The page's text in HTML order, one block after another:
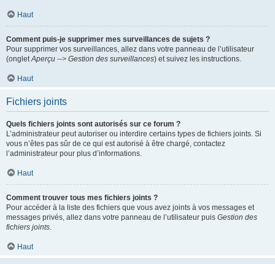
Haut
Comment puis-je supprimer mes surveillances de sujets ?
Pour supprimer vos surveillances, allez dans votre panneau de l’utilisateur
(ongletAperçu --> Gestion des surveillances) et suivez les instructions.
Haut
Fichiers joints
Quels fichiers joints sont autorisés sur ce forum ?
L’administrateur peut autoriser ou interdire certains types de fichiers joints. Si
vous n’êtes pas sûr de ce qui est autorisé à être chargé, contactez
l’administrateur pour plus d’informations.
Haut
Comment trouver tous mes fichiers joints ?
Pour accéder à la liste des fichiers que vous avez joints à vos messages et
messages privés, allez dans votre panneau de l’utilisateur puis Gestion des
fichiers joints.
Haut